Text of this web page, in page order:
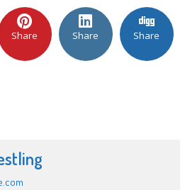
Share Share Share